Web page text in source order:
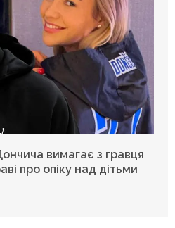
вимагає з гравця
про опіку над дітьми